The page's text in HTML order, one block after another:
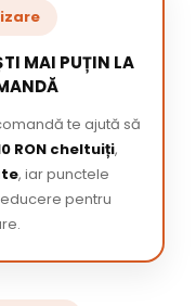
MAI PUȚIN LA
te ajută să
RON cheltuiți,
, iar punctele
pentru